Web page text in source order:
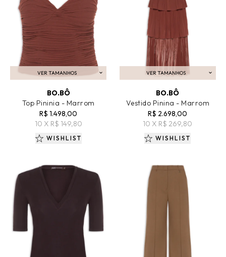
VER TAMANHOS
ADICIONAR AO CARRINHO
BO.BÔ
Top Pininia - Marrom
R$ 1.498,00
10 X R$ 149,80
WISHLIST
VER TAMANHOS
ADICIONAR AO CARRINHO
BO.BÔ
Vestido Pinina - Marrom
R$ 2.698,00
10 X R$ 269,80
WISHLIST